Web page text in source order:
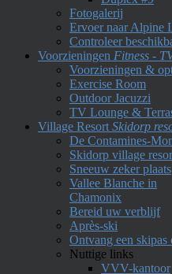
Fotogalerij
Ervoer naar Alpine
Controleer
Voorzieningen Fitness -
Voorzieningen &
Exercise Room
Outdoor Jacuzzi
TV Lounge &
Village Resort Skidorp
De Contamines-
Skidorp village
Sneeuw zeker plaats
Vallee Blanche in
Chamonix
Bereid uw verblijf
Après-ski
Ontvang een skipas
Nuttige links
VVV-kantoor